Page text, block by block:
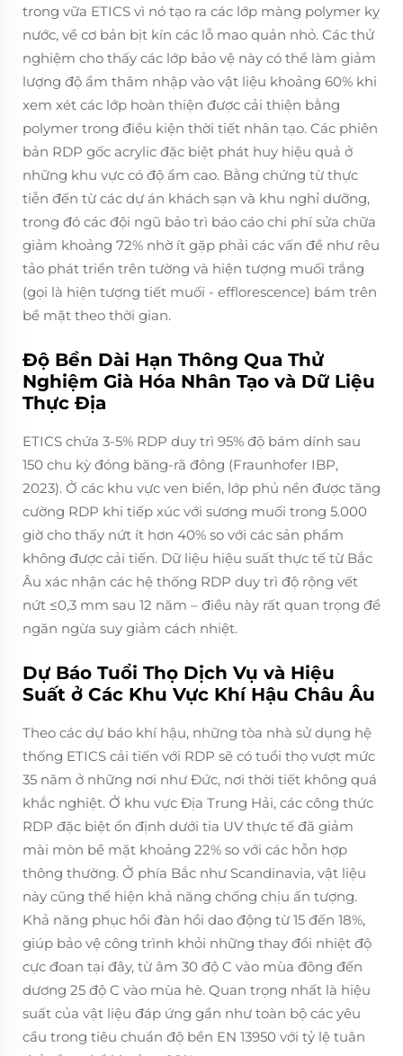
trong vữa ETICS vì nó tạo ra các lớp màng polymer kỵ
nước, về cơ bản bịt kín các lỗ mao quản nhỏ. Các thử
nghiệm cho thấy các lớp bảo vệ này có thể làm giảm
lượng độ ẩm thâm nhập vào vật liệu khoảng 60% khi
xem xét các lớp hoàn thiện được cải thiện bằng
polymer trong điều kiện thời tiết nhân tạo. Các phiên
bản RDP gốc acrylic đặc biệt phát huy hiệu quả ở
những khu vực có độ ẩm cao. Bằng chứng từ thực
tiễn đến từ các dự án khách sạn và khu nghỉ dưỡng,
trong đó các đội ngũ bảo trì báo cáo chi phí sửa chữa
giảm khoảng 72% nhờ ít gặp phải các vấn đề như rêu
tảo phát triển trên tường và hiện tượng muối trắng
(gọi là hiện tượng tiết muối - efflorescence) bám trên
bề mặt theo thời gian.
Độ Bền Dài Hạn Thông Qua Thử
Nghiệm Già Hóa Nhân Tạo và Dữ Liệu
Thực Địa
ETICS chứa 3-5% RDP duy trì 95% độ bám dính sau
150 chu kỳ đóng băng-rã đông (Fraunhofer IBP,
2023). Ở các khu vực ven biển, lớp phủ nền được tăng
cường RDP khi tiếp xúc với sương muối trong 5.000
giờ cho thấy nứt ít hơn 40% so với các sản phẩm
không được cải tiến. Dữ liệu hiệu suất thực tế từ Bắc
Âu xác nhận các hệ thống RDP duy trì độ rộng vết
nứt ≤0,3 mm sau 12 năm – điều này rất quan trọng để
ngăn ngừa suy giảm cách nhiệt.
Dự Báo Tuổi Thọ Dịch Vụ và Hiệu
Suất ở Các Khu Vực Khí Hậu Châu Âu
Theo các dự báo khí hậu, những tòa nhà sử dụng hệ
thống ETICS cải tiến với RDP sẽ có tuổi thọ vượt mức
35 năm ở những nơi như Đức, nơi thời tiết không quá
khắc nghiệt. Ở khu vực Địa Trung Hải, các công thức
RDP đặc biệt ổn định dưới tia UV thực tế đã giảm
mài mòn bề mặt khoảng 22% so với các hỗn hợp
thông thường. Ở phía Bắc như Scandinavia, vật liệu
này cũng thể hiện khả năng chống chịu ấn tượng.
Khả năng phục hồi đàn hồi dao động từ 15 đến 18%,
giúp bảo vệ công trình khỏi những thay đổi nhiệt độ
cực đoan tại đây, từ âm 30 độ C vào mùa đông đến
dương 25 độ C vào mùa hè. Quan trọng nhất là hiệu
suất của vật liệu đáp ứng gần như toàn bộ các yêu
cầu trong tiêu chuẩn độ bền EN 13950 với tỷ lệ tuân